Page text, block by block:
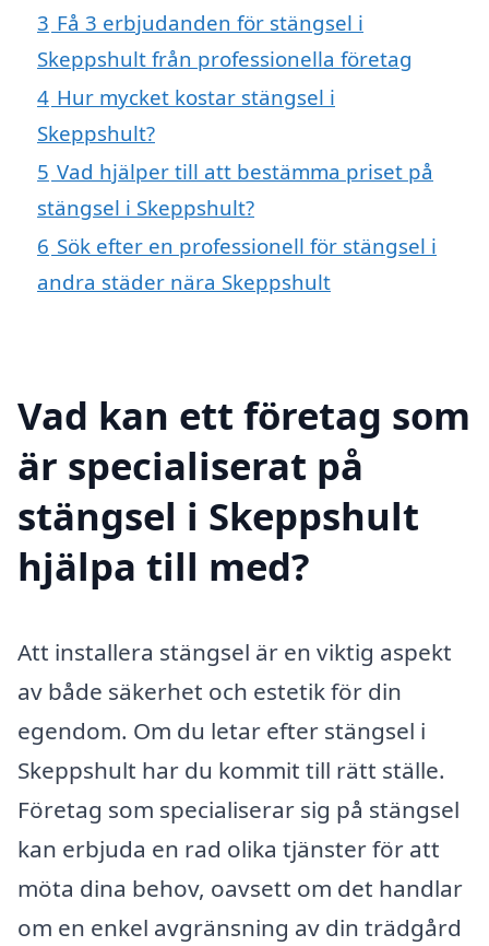
3 Få 3 erbjudanden för stängsel i
Skeppshult från professionella företag
4 Hur mycket kostar stängsel i
Skeppshult?
5 Vad hjälper till att bestämma priset på
stängsel i Skeppshult?
6 Sök efter en professionell för stängsel i
andra städer nära Skeppshult
Vad kan ett företag som
är specialiserat på
stängsel i Skeppshult
hjälpa till med?
Att installera stängsel är en viktig aspekt
av både säkerhet och estetik för din
egendom. Om du letar efter stängsel i
Skeppshult har du kommit till rätt ställe.
Företag som specialiserar sig på stängsel
kan erbjuda en rad olika tjänster för att
möta dina behov, oavsett om det handlar
om en enkel avgränsning av din trädgård